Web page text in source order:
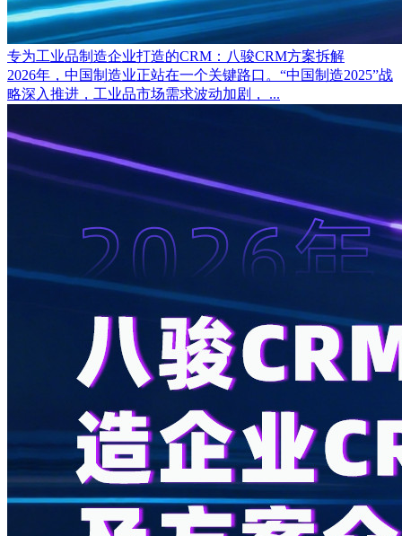
专为工业品制造企业打造的CRM：八骏CRM方案拆解
2026年，中国制造业正站在一个关键路口。“中国制造2025”战
略深入推进，工业品市场需求波动加剧， ...